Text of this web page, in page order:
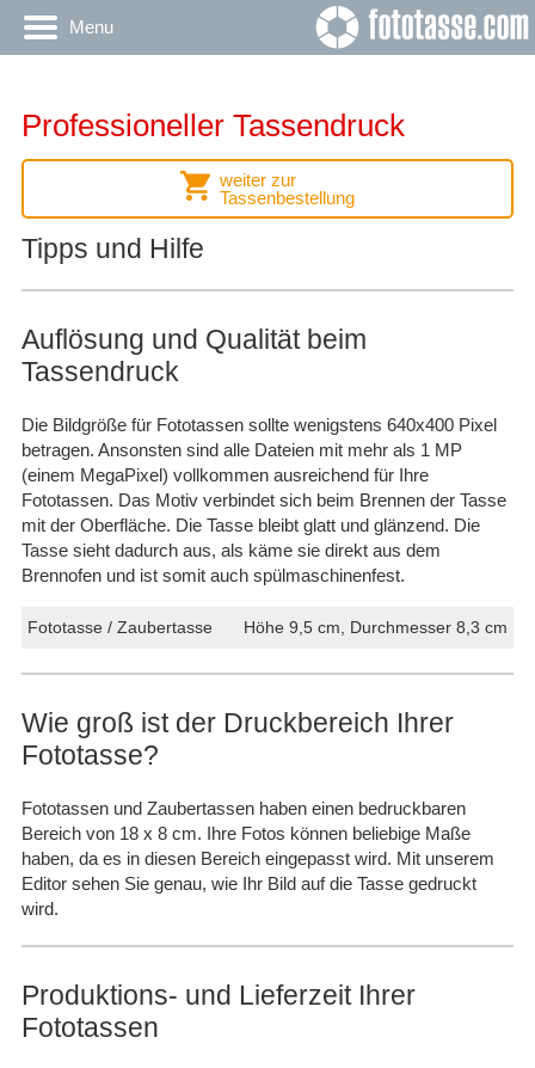
Menu
Professioneller Tassendruck
weiter zur
Tassenbestellung
Tipps und Hilfe
Auflösung und Qualität beim
Tassendruck
Die Bildgröße für Fototassen sollte wenigstens 640x400 Pixel
betragen. Ansonsten sind alle Dateien mit mehr als 1 MP
(einem MegaPixel) vollkommen ausreichend für Ihre
Fototassen. Das Motiv verbindet sich beim Brennen der Tasse
mit der Oberfläche. Die Tasse bleibt glatt und glänzend. Die
Tasse sieht dadurch aus, als käme sie direkt aus dem
Brennofen und ist somit auch spülmaschinenfest.
Fototasse / Zaubertasse Höhe 9,5 cm, Durchmesser 8,3 cm
Wie groß ist der Druckbereich Ihrer
Fototasse?
Fototassen und Zaubertassen haben einen bedruckbaren
Bereich von 18 x 8 cm. Ihre Fotos können beliebige Maße
haben, da es in diesen Bereich eingepasst wird. Mit unserem
Editor sehen Sie genau, wie Ihr Bild auf die Tasse gedruckt
wird.
Produktions- und Lieferzeit Ihrer
Fototassen